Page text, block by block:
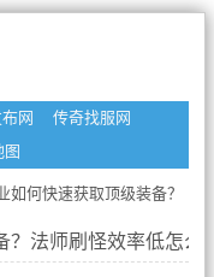
网
传奇找服网
图
何快速获取顶级装备？
？法师刷怪效率低怎么